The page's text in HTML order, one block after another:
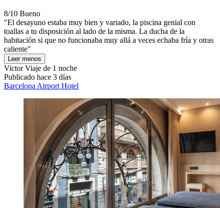
8/10 Bueno
"El desayuno estaba muy bien y variado, la piscina genial con
toallas a tu disposición al lado de la misma. La ducha de la
habitación si que no funcionaba muy allá a veces echaba fría y otras
caliente"
Leer menos
VictorViaje de 1 noche
Publicado hace 3 días
Barcelona Airport Hotel